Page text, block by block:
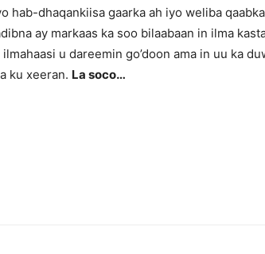
hab-dhaqankiisa gaarka ah iyo weliba
ay markaas ka soo bilaabaan in ilma
u dareemin go’doon ama in uu ka
ku xeeran. La soco…